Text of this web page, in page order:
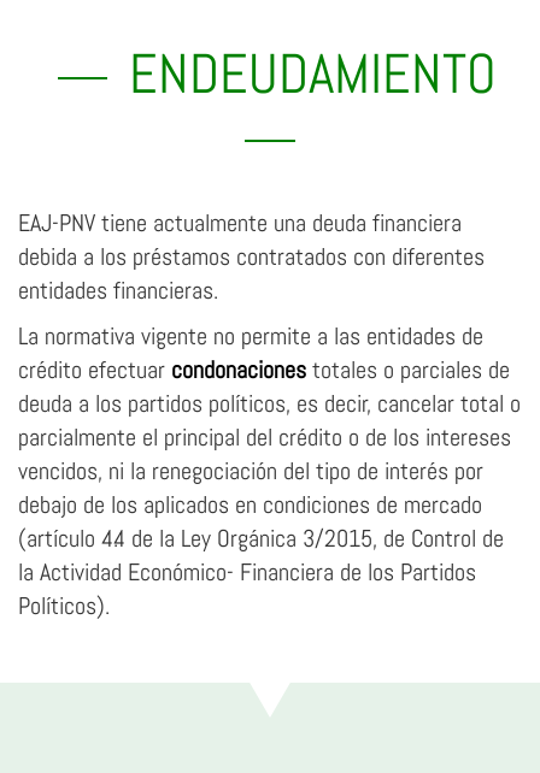
ENDEUDAMIENTO
EAJ-PNV tiene actualmente una deuda financiera
debida a los préstamos contratados con diferentes
entidades financieras.
La normativa vigente no permite a las entidades de
crédito efectuar condonacionestotales o parciales de
deuda a los partidos políticos, es decir, cancelar total o
parcialmente el principal del crédito o de los intereses
vencidos, ni la renegociación del tipo de interés por
debajo de los aplicados en condiciones de mercado
(artículo 4.4 de la Ley Orgánica 3/2015, de Control de
la Actividad Económico- Financiera de los Partidos
Políticos).